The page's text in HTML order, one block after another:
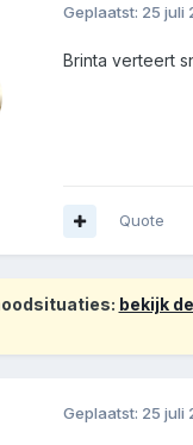
Geplaatst: 25 juli
Brinta verteert
Quote
bekijk
Geplaatst: 25 juli